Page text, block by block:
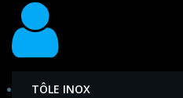
TÔLE INOX